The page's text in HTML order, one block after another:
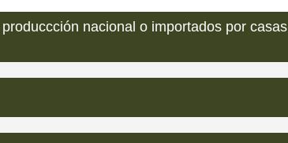
nacional o importados por casas